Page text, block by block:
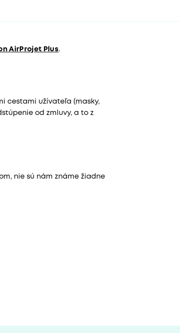
AirProjet Plus.
cestami užívateľa (masky,
od zmluvy, a to z
nie sú nám známe žiadne